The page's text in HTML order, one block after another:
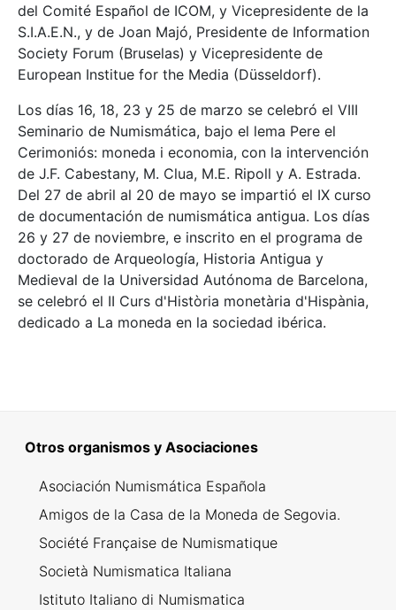
del Comité Español de ICOM, y Vicepresidente de la
S.I.A.E.N., y de Joan Majó, Presidente de Information
Society Forum (Bruselas) y Vicepresidente de
European Institue for the Media (Düsseldorf).
Los días 16, 18, 23 y 25 de marzo se celebró el VIII
Seminario de Numismática, bajo el lema Pere el
Cerimoniós: moneda i economia, con la intervención
de J.F. Cabestany, M. Clua, M.E. Ripoll y A. Estrada.
Del 27 de abril al 20 de mayo se impartió el IX curso
de documentación de numismática antigua. Los días
26 y 27 de noviembre, e inscrito en el programa de
doctorado de Arqueología, Historia Antigua y
Medieval de la Universidad Autónoma de Barcelona,
se celebró el II Curs d'Història monetària d'Hispània,
dedicado a La moneda en la sociedad ibérica.
Otros organismos y Asociaciones
Asociación Numismática Española
Amigos de la Casa de la Moneda de Segovia.
Société Française de Numismatique
Società Numismatica Italiana
Istituto Italiano di Numismatica